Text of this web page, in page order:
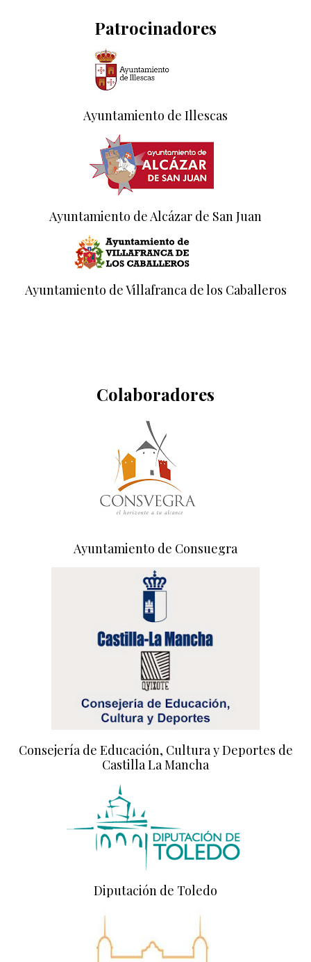
Patrocinadores
Ayuntamiento de Illescas
Ayuntamiento de Alcázar de San Juan
Ayuntamiento de Villafranca de los Caballeros
Colaboradores
Ayuntamiento de Consuegra
Consejería de Educación, Cultura y Deportes de
Castilla La Mancha
Diputación de Toledo